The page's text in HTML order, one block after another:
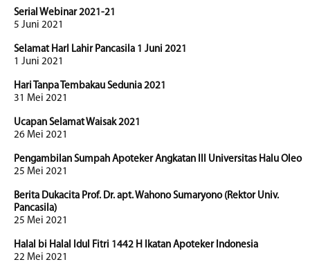
Serial Webinar 2021-21
5 Juni 2021
Selamat HarI Lahir Pancasila 1 Juni 2021
1 Juni 2021
Hari Tanpa Tembakau Sedunia 2021
31 Mei 2021
Ucapan Selamat Waisak 2021
26 Mei 2021
Pengambilan Sumpah Apoteker Angkatan III Universitas Halu Oleo
25 Mei 2021
Berita Dukacita Prof. Dr. apt. Wahono Sumaryono (Rektor Univ.
Pancasila)
25 Mei 2021
Halal bi Halal Idul Fitri 1442 H Ikatan Apoteker Indonesia
22 Mei 2021